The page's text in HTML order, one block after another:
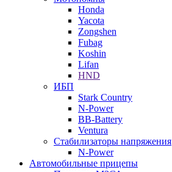
Honda
Yacota
Zongshen
Fubag
Koshin
Lifan
HND
ИБП
Stark Country
N-Power
BB-Battery
Ventura
Стабилизаторы напряжения
N-Power
Автомобильные прицепы